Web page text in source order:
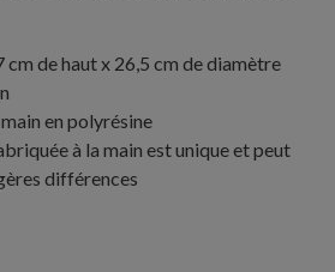
de haut x 26,5 cm de diamètre
en polyrésine
à la main est unique et peut
différences